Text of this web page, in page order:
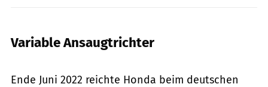
Variable Ansaugtrichter
Ende Juni 2022 reichte Honda beim deutschen